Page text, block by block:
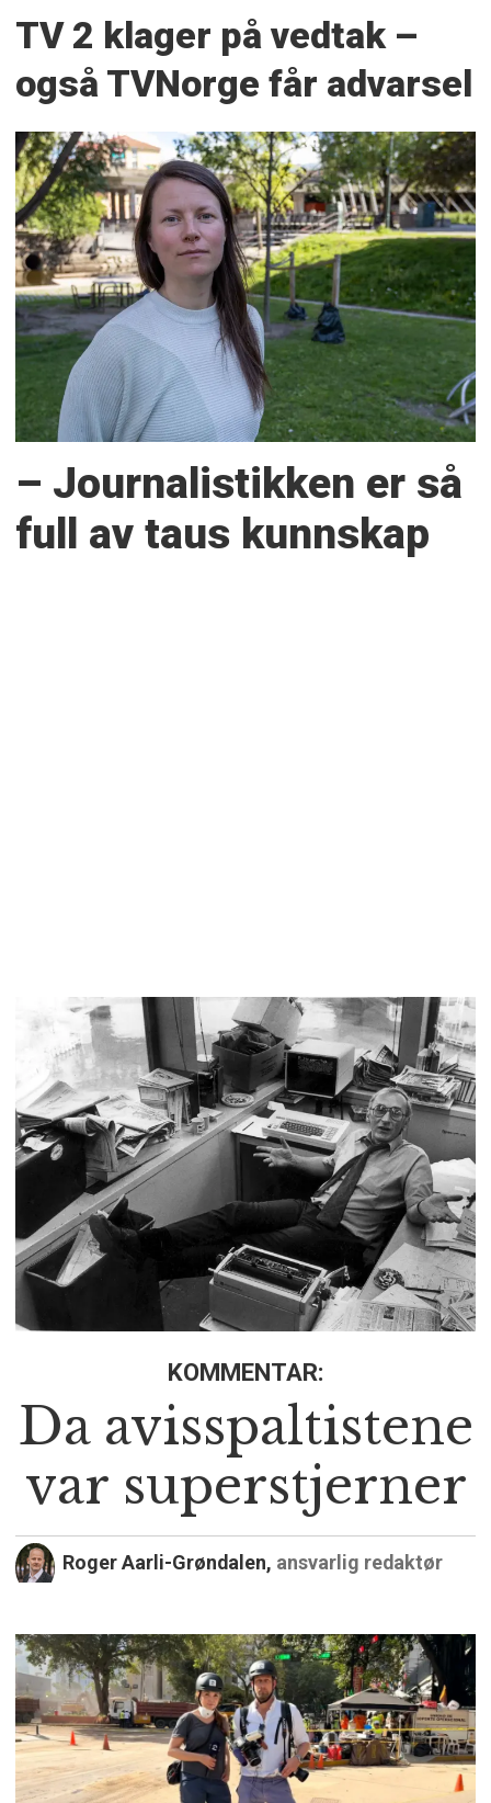
TV 2 klager på vedtak –
også TVNorge får advarsel
– Journalistikken er så
full av taus kunnskap
KOMMENTAR:
Da avisspaltistene
var superstjerner
Roger Aarli-Grøndalen, ansvarlig redaktør